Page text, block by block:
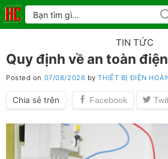
Skip
to
Tìm
kiếm:
TIN TỨC
Quy định về an toàn
Posted on 07/08/2026 byTHIẾT BỊ ĐIỆN
Chia sẻ trên